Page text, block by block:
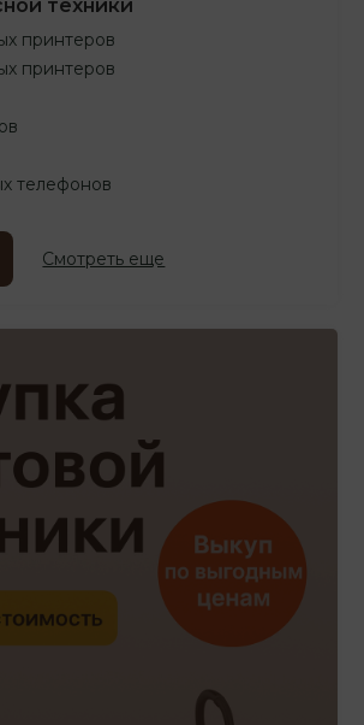
техники
принтеров
принтеров
телефонов
Смотреть еще